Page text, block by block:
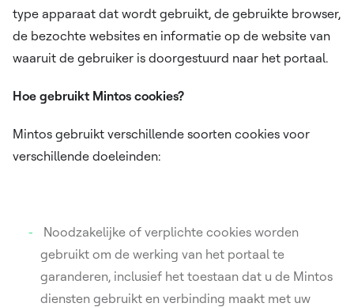
type apparaat dat wordt gebruikt, de gebruikte browser,
de bezochte websites en informatie op de website van
waaruit de gebruiker is doorgestuurd naar het portaal.
Hoe gebruikt Mintos cookies?
Mintos gebruikt verschillende soorten cookies voor
verschillende doeleinden:
Noodzakelijke of verplichte cookies worden
gebruikt om de werking van het portaal te
garanderen, inclusief het toestaan dat u de Mintos
diensten gebruikt en verbinding maakt met uw